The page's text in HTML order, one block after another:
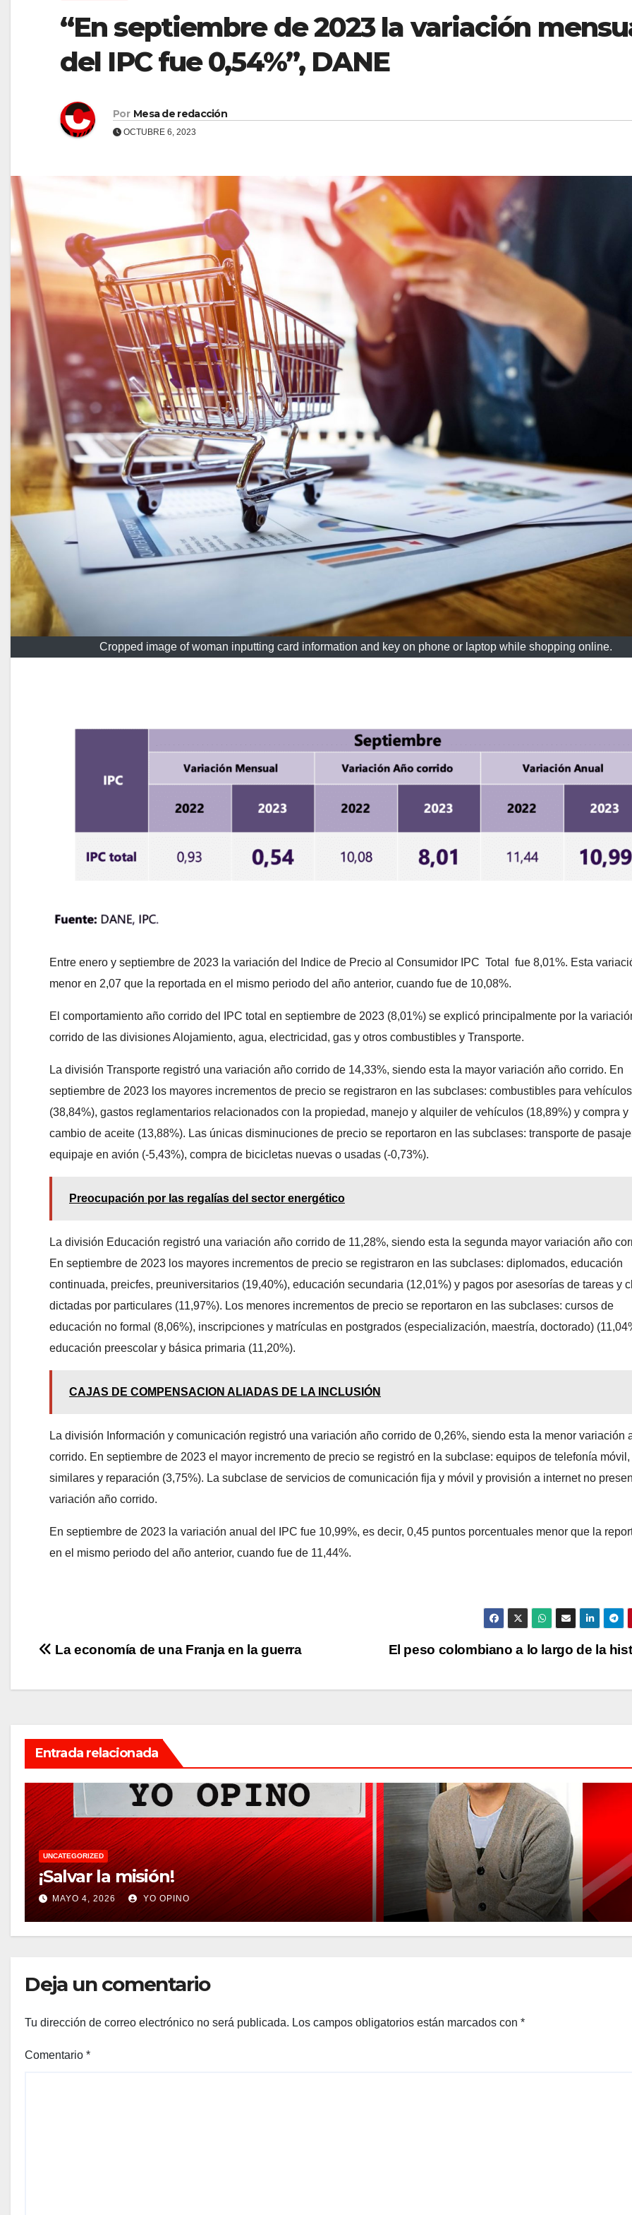
“En septiembre de 2023 la variación
del IPC fue 0,54%”, DANE
Por Mesa de redacción
OCTUBRE 6, 2023
Cropped image of woman inputting card information and key on phone or laptop while shopping online.
Entre enero y septiembre de 2023 la variación del Indice de Precio al Consumidor IPC Total fue 8,01%. Esta
menor en 2,07 que la reportada en el mismo periodo del año anterior, cuando fue de 10,08%.
El comportamiento año corrido del IPC total en septiembre de 2023 (8,01%) se explicó principalmente por la
corrido de las divisiones Alojamiento, agua, electricidad, gas y otros combustibles y Transporte.
La división Transporte registró una variación año corrido de 14,33%, siendo esta la mayor variación año corrido. En
septiembre de 2023 los mayores incrementos de precio se registraron en las subclases: combustibles para vehículos
(38,84%), gastos reglamentarios relacionados con la propiedad, manejo y alquiler de vehículos (18,89%) y compra y
cambio de aceite (13,88%). Las únicas disminuciones de precio se reportaron en las subclases: transporte de
equipaje en avión (-5,43%), compra de bicicletas nuevas o usadas (-0,73%).
Preocupación por las regalías del sector energético
La división Educación registró una variación año corrido de 11,28%, siendo esta la segunda mayor variación año
En septiembre de 2023 los mayores incrementos de precio se registraron en las subclases: diplomados, educación
continuada, preicfes, preuniversitarios (19,40%), educación secundaria (12,01%) y pagos por asesorías de tareas y
dictadas por particulares (11,97%). Los menores incrementos de precio se reportaron en las subclases: cursos de
educación no formal (8,06%), inscripciones y matrículas en postgrados (especialización, maestría, doctorado)
educación preescolar y básica primaria (11,20%).
CAJAS DE COMPENSACION ALIADAS DE LA INCLUSIÓN
La división Información y comunicación registró una variación año corrido de 0,26%, siendo esta la menor variación
corrido. En septiembre de 2023 el mayor incremento de precio se registró en la subclase: equipos de telefonía móvil,
similares y reparación (3,75%). La subclase de servicios de comunicación fija y móvil y provisión a internet no
variación año corrido.
En septiembre de 2023 la variación anual del IPC fue 10,99%, es decir, 0,45 puntos porcentuales menor que la
en el mismo periodo del año anterior, cuando fue de 11,44%.
Navegación
de
El peso colombiano a lo largo de la
La economía de una Franja en la guerra
Entrada relacionada
UNCATEGORIZED
¡Salvar la misión!
MAYO 4, 2026 YO OPINO
Deja un comentario
Tu dirección de correo electrónico no será publicada. Los campos obligatorios están marcados con *
Comentario *